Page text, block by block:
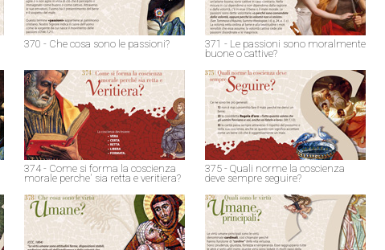
370 - Che cosa sono le passioni?
371 - Le passioni sono moralmente
buone o cattive?
374 - Come si forma la coscienza
morale perche' sia retta e veritiera?
375 - Quali norme la coscienza
deve sempre seguire?